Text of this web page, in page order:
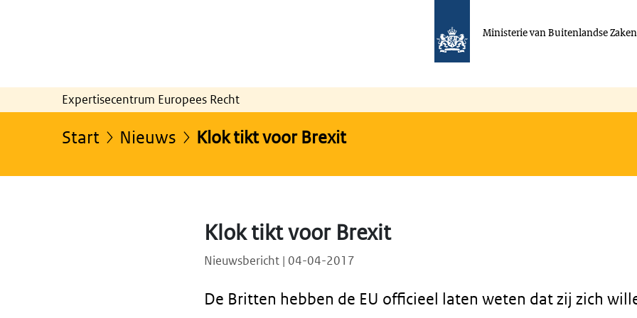
Ministerie van Buitenlandse Zaken
Expertisecentrum Europees Recht
Start Nieuws Klok tikt voor Brexit
Klok tikt voor Brexit
Nieuwsbericht | 04-04-2017
De Britten hebben de EU officieel laten weten dat zij zich